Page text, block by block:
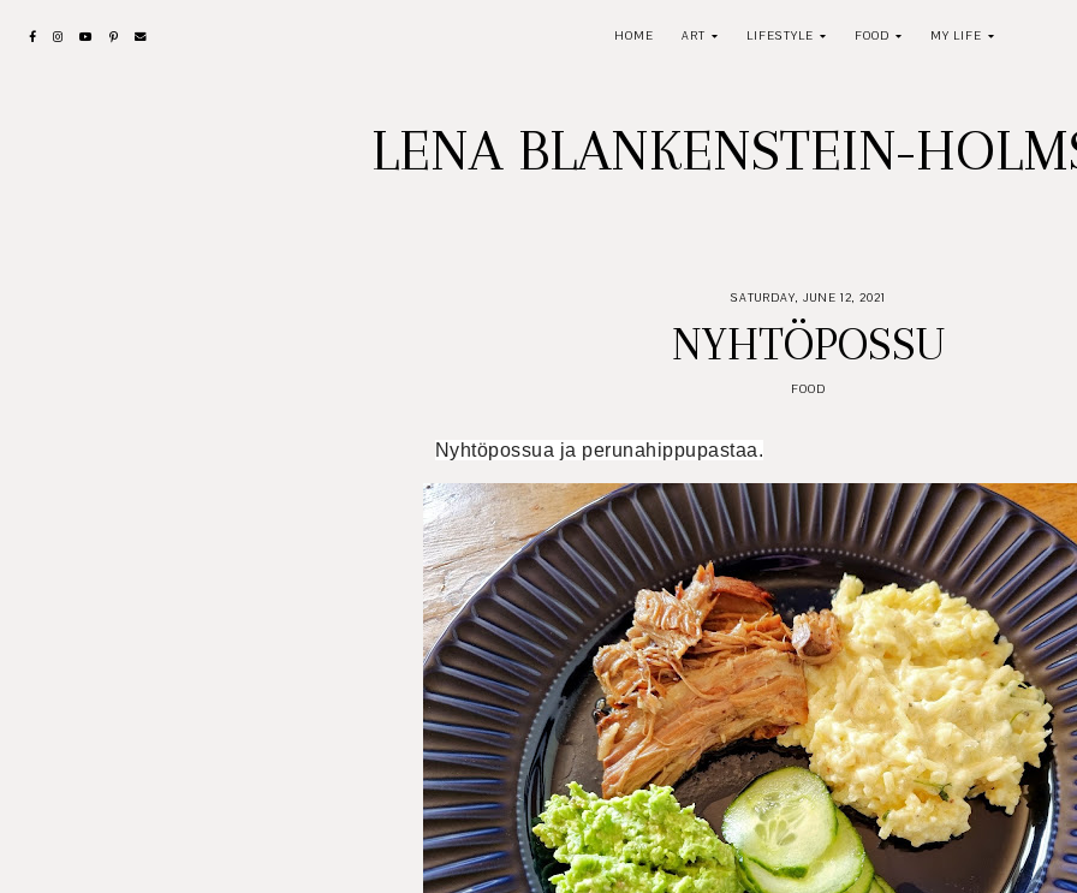
HOME ART LIFESTYLE FOOD MY LIFE
LENA BLANKENSTEIN-
SATURDAY, JUNE 12, 2021
NYHTÖPOSSU
FOOD
Nyhtöpossua ja perunahippupastaa.